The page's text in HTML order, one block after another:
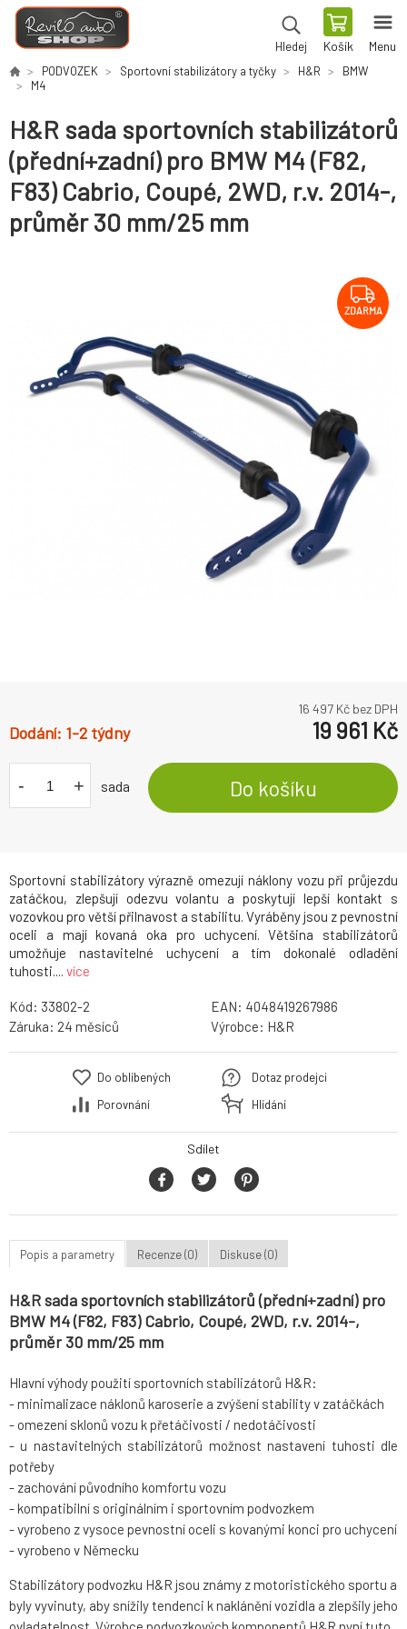
Hledej Košík Menu
PODVOZEK Sportovní stabilizátory a tyčky H&R
BMW
M4
H&R sada sportovních stabilizátorů
(přední+zadní) pro BMW M4 (F82,
F83) Cabrio, Coupé, 2WD, r.v. 2014-,
průměr 30 mm/25 mm
ZDARMA
Sportovní stabilizátory výrazně omezují náklony vozu při průjezdu
zatáčkou, zlepšují odezvu volantu a poskytují lepší kontakt s
vozovkou pro větší přilnavost a stabilitu. Vyráběny jsou z pevnostní
oceli a mají kovaná oka pro uchycení. Většina stabilizátorů
umožňuje nastavitelné uchycení a tím dokonalé odladění
tuhosti.... více
16 497 Kč bez DPH
1-2 týdny 19 961 Kč
- + sada Do košíku
Kód: 33802-2 EAN: 4048419267986
Záruka: 24 Výrobce: H&R
Do oblíbených
Porovnání
Dotaz prodejci
Hlídání
Sdílet
Popis a parametry Recenze (0) Diskuse (0)
H&R sada sportovních stabilizátorů (přední+zadní) pro
BMW M4 (F82, F83) Cabrio, Coupé, 2WD, r.v. 2014-,
průměr 30 mm/25 mm
Hlavní výhody použití sportovních stabilizátorů H&R:
- minimalizace náklonů karoserie a zvýšení stability v zatáčkách
- omezení sklonů vozu k přetáčivosti / nedotáčivosti
- u nastavitelných stabilizátorů možnost nastavení tuhosti dle
potřeby
- zachování původního komfortu vozu
- kompatibilní s originálním i sportovním podvozkem
- vyrobeno z vysoce pevnostní oceli s kovanými konci pro uchycení
- vyrobeno v Německu
Stabilizátory podvozku H&R jsou známy z motoristického sportu a
byly vyvinuty, aby snížily tendenci k naklánění vozidla a zlepšily jeho